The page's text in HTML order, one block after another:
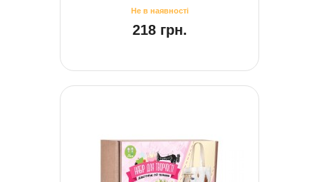
218 грн.